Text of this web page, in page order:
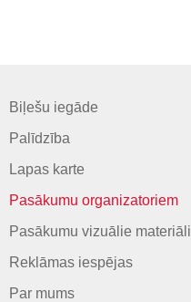
Biļešu iegāde
Palīdzība
Lapas karte
Pasākumu organizatoriem
Pasākumu vizuālie materiāli
Reklāmas iespējas
Par mums